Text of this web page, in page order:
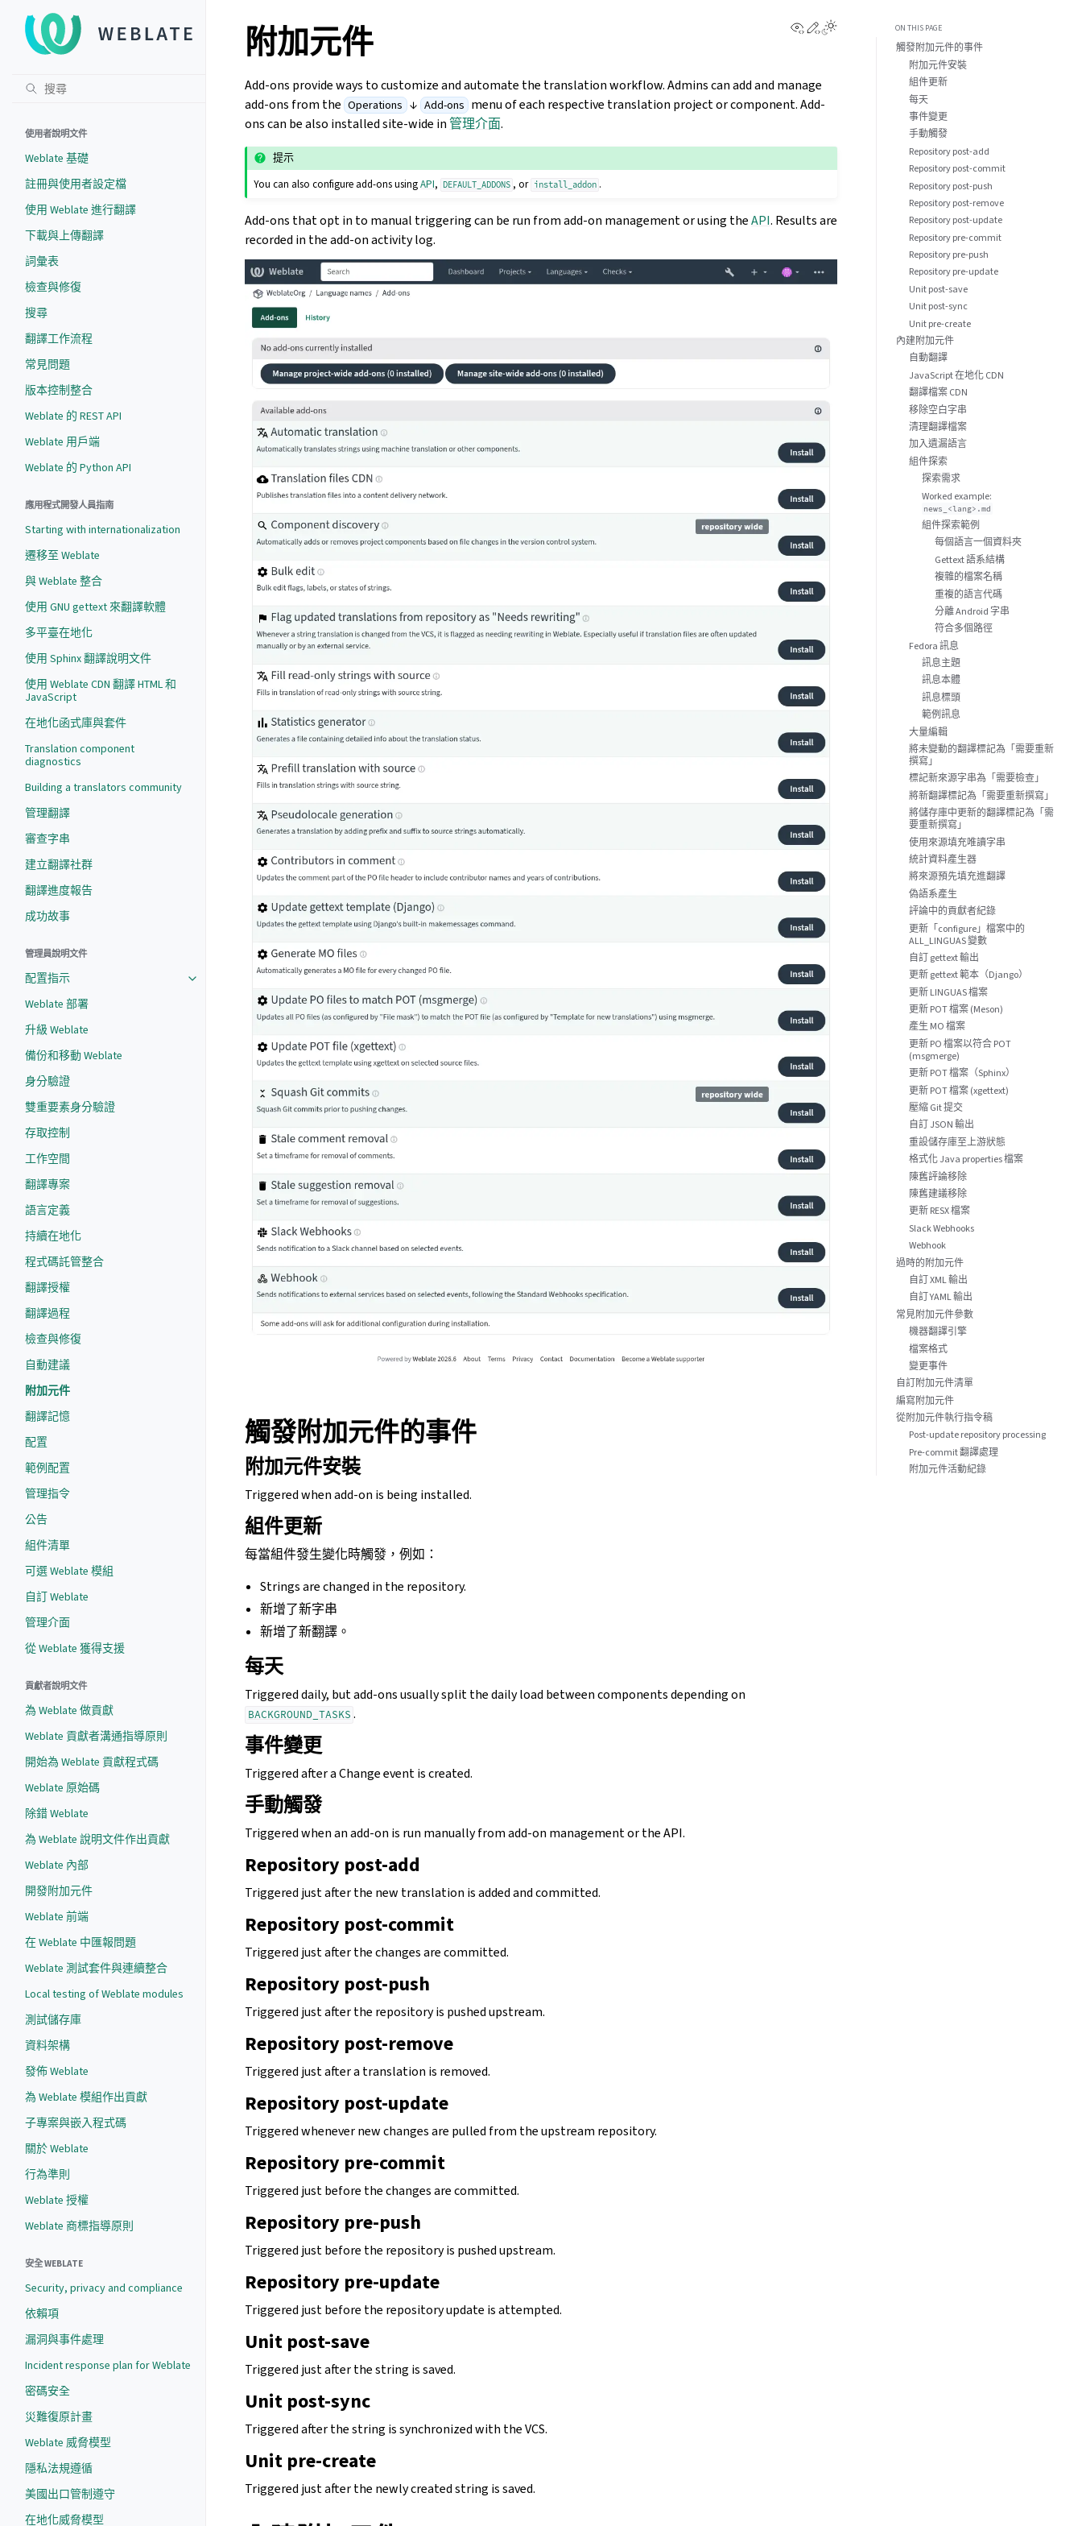
使用者說明文件
Weblate 基礎
註冊與使用者設定檔
使用 Weblate 進行翻譯
下載與上傳翻譯
詞彙表
檢查與修復
搜尋
翻譯工作流程
常見問題
版本控制整合
Weblate 的 REST API
Weblate 用戶端
Weblate 的 Python API
應用程式開發人員指南
Starting with internationalization
遷移至 Weblate
與 Weblate 整合
使用 GNU gettext 來翻譯軟體
多平臺在地化
使用 Sphinx 翻譯說明文件
使用 Weblate CDN 翻譯 HTML 和
JavaScript
在地化函式庫與套件
Translation component
diagnostics
Building a translators community
管理翻譯
審查字串
建立翻譯社群
翻譯進度報告
成功故事
管理員說明文件
配置指示
Weblate 部署
升級 Weblate
備份和移動 Weblate
身分驗證
雙重要素身分驗證
存取控制
工作空間
翻譯專案
語言定義
持續在地化
程式碼託管整合
翻譯授權
翻譯過程
檢查與修復
自動建議
附加元件
翻譯記憶
配置
範例配置
管理指令
公告
組件清單
可選 Weblate 模組
自訂 Weblate
管理介面
從 Weblate 獲得支援
貢獻者說明文件
為 Weblate 做貢獻
Weblate 貢獻者溝通指導原則
開始為 Weblate 貢獻程式碼
Weblate 原始碼
除錯 Weblate
為 Weblate 說明文件作出貢獻
Weblate 內部
開發附加元件
Weblate 前端
在 Weblate 中匯報問題
Weblate 測試套件與連續整合
Local testing of Weblate modules
測試儲存庫
資料架構
發佈 Weblate
為 Weblate 模組作出貢獻
子專案與嵌入程式碼
關於 Weblate
行為準則
Weblate 授權
Weblate 商標指導原則
安全 WEBLATE
Security, privacy and compliance
依賴項
漏洞與事件處理
Incident response plan for Weblate
密碼安全
災難復原計畫
Weblate 威脅模型
隱私法規遵循
美國出口管制遵守
在地化威脅模型
View this page
Edit this page
附加元件
Add-ons provide ways to customize and automate the translation workflow. Admins can add and manage
add-ons from the Operations ↓ Add-ons menu of each respective translation project or component. Add-
ons can be also installed site-wide in管理介面.
提示
You can also configure add-ons usingAPI, DEFAULT_ADDONS , or install_addon .
Add-ons that opt in to manual triggering can be run from add-on management or using theAPI. Results are
recorded in the add-on activity log.
觸發附加元件的事件
附加元件安裝
Triggered when add-on is being installed.
組件更新
每當組件發生變化時觸發，例如：
Strings are changed in the repository.
新增了新字串
新增了新翻譯。
每天
Triggered daily, but add-ons usually split the daily load between components depending on
BACKGROUND_TASKS .
事件變更
Triggered after a Change event is created.
手動觸發
Triggered when an add-on is run manually from add-on management or the API.
Repository post-add
Triggered just after the new translation is added and committed.
Repository post-commit
Triggered just after the changes are committed.
Repository post-push
Triggered just after the repository is pushed upstream.
Repository post-remove
Triggered just after a translation is removed.
Repository post-update
Triggered whenever new changes are pulled from the upstream repository.
Repository pre-commit
Triggered just before the changes are committed.
Repository pre-push
Triggered just before the repository is pushed upstream.
Repository pre-update
Triggered just before the repository update is attempted.
Unit post-save
Triggered just after the string is saved.
Unit post-sync
Triggered after the string is synchronized with the VCS.
Unit pre-create
Triggered just after the newly created string is saved.
ON THIS PAGE
觸發附加元件的事件
附加元件安裝
組件更新
每天
事件變更
手動觸發
Repository post-add
Repository post-commit
Repository post-push
Repository post-remove
Repository post-update
Repository pre-commit
Repository pre-push
Repository pre-update
Unit post-save
Unit post-sync
Unit pre-create
內建附加元件
自動翻譯
JavaScript 在地化 CDN
翻譯檔案 CDN
移除空白字串
清理翻譯檔案
加入遺漏語言
組件探索
探索需求
Worked example:
news_<lang>.md
組件探索範例
每個語言一個資料夾
Gettext 語系結構
複雜的檔案名稱
重複的語言代碼
分離 Android 字串
符合多個路徑
Fedora 訊息
訊息主題
訊息本體
訊息標頭
範例訊息
大量編輯
將未變動的翻譯標記為「需要重新
撰寫」
標記新來源字串為「需要檢查」
將新翻譯標記為「需要重新撰寫」
將儲存庫中更新的翻譯標記為「需
要重新撰寫」
使用來源填充唯讀字串
統計資料產生器
將來源預先填充進翻譯
偽語系產生
評論中的貢獻者紀錄
更新「configure」檔案中的
ALL_LINGUAS 變數
自訂 gettext 輸出
更新 gettext 範本（Django）
更新 LINGUAS 檔案
更新 POT 檔案 (Meson)
產生 MO 檔案
更新 PO 檔案以符合 POT
(msgmerge)
更新 POT 檔案（Sphinx）
更新 POT 檔案 (xgettext)
壓縮 Git 提交
自訂 JSON 輸出
重設儲存庫至上游狀態
格式化 Java properties 檔案
陳舊評論移除
陳舊建議移除
更新 RESX 檔案
Slack Webhooks
Webhook
過時的附加元件
自訂 XML 輸出
自訂 YAML 輸出
常見附加元件參數
機器翻譯引擎
檔案格式
變更事件
自訂附加元件清單
編寫附加元件
從附加元件執行指令稿
Post-update repository processing
Pre-commit 翻譯處理
附加元件活動紀錄